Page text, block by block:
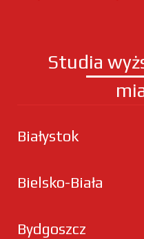
Studia
Białystok
Bielsko-Biała
Bydgoszcz